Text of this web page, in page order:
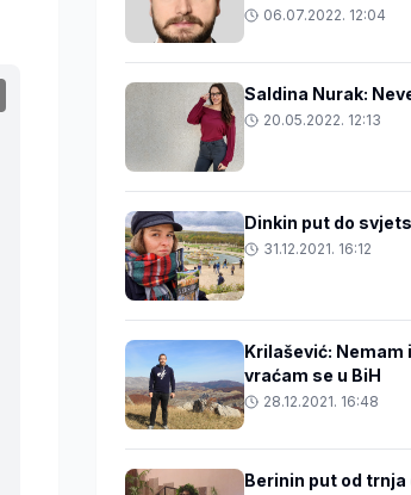
06.07.2022. 12:04
Saldina Nurak:
20.05.2022. 12:13
Dinkin put do
31.12.2021. 16:12
Krilašević: Nemam
vraćam se u BiH
28.12.2021. 16:48
Berinin put od trnja